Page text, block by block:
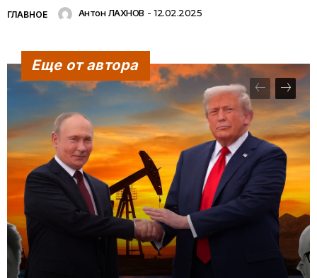
ГЛАВНОЕ Антон ЛАХНОВ - 12.02.2025
Еще от автора